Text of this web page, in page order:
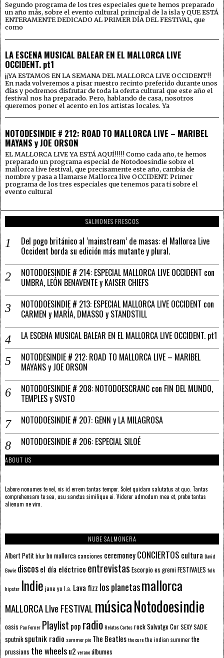
Segundo programa de los tres especiales que te hemos preparado
un año más, sobre el evento cultural principal de la isla y QUE ESTÁ
ENTERAMENTE DEDICADO AL PRIMER DÍA DEL FESTIVAL, que
como
LA ESCENA MUSICAL BALEAR EN EL MALLORCA LIVE
OCCIDENT. pt1
¡¡YA ESTAMOS EN LA SEMANA DEL MALLORCA LIVE OCCIDENT!!
En nada volveremos a pisar nuestro recinto preferido durante unos
días y podremos disfrutar de toda la oferta cultural que este año el
festival nos ha preparado. Pero, hablando de casa, nosotros
queremos poner el acento en los artistas locales. Ya
NOTODESINDIE # 212: ROAD TO MALLORCA LIVE – MARIBEL
MAYANS y JOE ORSON
EL MALLORCA LIVE YA ESTÁ AQUÍ!!!!! Como cada año, te hemos
preparado un programa especial de Notodoesindie sobre el
mallorca live festival, que precisamente este año, cambia de
nombre y pasa a llamarse Mallorca live OCCIDENT. Primer
programa de los tres especiales que tenemos para ti sobre el
evento cultural
SALMONES FRESCOS
Del pogo británico al ‘mainstream’ de masas: el Mallorca Live
Occident borda su edición más mutante y plural.
NOTODOESINDIE # 214: ESPECIAL MALLORCA LIVE OCCIDENT con
UMBRA, LEÓN BENAVENTE y KAISER CHIEFS
NOTODOESINDIE # 213: ESPECIAL MALLORCA LIVE OCCIDENT con
CARMEN y MARÍA, DMASSO y STANDSTILL
LA ESCENA MUSICAL BALEAR EN EL MALLORCA LIVE OCCIDENT. pt1
NOTODESINDIE # 212: ROAD TO MALLORCA LIVE – MARIBEL
MAYANS y JOE ORSON
NOTODOESINDIE # 208: NOTODOESCRANC con FIN DEL MUNDO,
TEMPLES y SVSTO
NOTODOESINDIE # 207: GENN y LA MILAGROSA
NOTODOESINDIE # 206: ESPECIAL SILOÉ
ABOUT US
Labore nonumes te vel, vis id errem tantas tempor. Solet quidam salutatus at quo. Tantas
comprehensam te sea, usu sanctus similique ei. Viderer admodum mea et, probo tantas
alienum ne vim.
NUBE SALMONERA
Albert Petitblurbn mallorcacanciones ceremoneyCONCIERTOS cultura David
Bowie discosel día eléctrico entrevistas Escorpioes gremiFESTIVALES folk
hipster Indie jane yo l.a. Lava fizz los planetasmallorca
MALLORCA LIve FESTIVAL músicaNotodoesindie
oasis Pau Forner Playlist pop radioRelatos CortosrockSalvatge CorSEXY SADIE
sputnik sputnik radio summer pie The Beatlesthe curethe indian summerthe
prussians the wheelsu2 veranoálbumes